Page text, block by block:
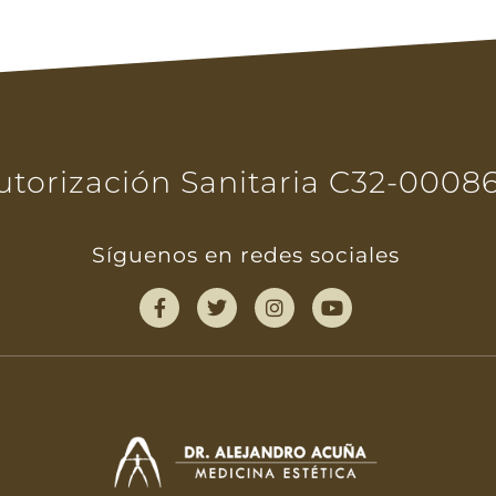
Sanitaria C32-
Síguenos en redes sociales